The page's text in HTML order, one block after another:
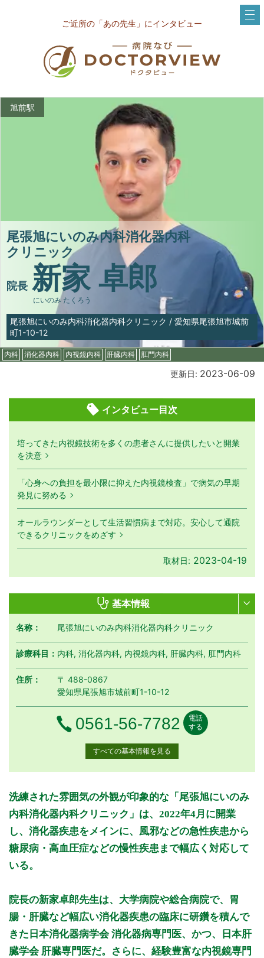
ご近所の「あの先生」にインタビュー
旭前駅
尾張旭にいのみ内科消化器内科
クリニック
院長 新家 卓郎
にいのみ たくろう
尾張旭にいのみ内科消化器内科クリニック / 愛知県尾張旭市城前
町1-10-12
内科 消化器内科 内視鏡内科 肝臓内科 肛門内科
更新日: 2023-06-09
インタビュー目次
培ってきた内視鏡技術を多くの患者さんに提供したいと開業
を決意
「心身への負担を最小限に抑えた内視鏡検査」で病気の早期
発見に努める
オールラウンダーとして生活習慣病まで対応。安心して通院
できるクリニックをめざす
取材日: 2023-04-19
基本情報
名称： 尾張旭にいのみ内科消化器内科クリニック
診療科目： 内科, 消化器内科, 内視鏡内科, 肝臓内科, 肛門内科
住所：
〒 488-0867
愛知県尾張旭市城前町1-10-12
電話番号
0561-56-7782
電話
する
すべての基本情報を見る
診療時間 月月曜日
火 火曜日
水 水曜日
木 木曜日
金金曜日
土土曜日
9:00～11:30
● ● ● ● ● ●
休診日: 日、祝、第1・3・5土曜日
月・火・木・金・土
※診療時間や臨時休診・診療内容等について、事前に必ず医療
機関ホームページ、またはお電話にてご確認ください。
>>病院なびで医療機関の詳細を見る
洗練された雰囲気の外観が印象的な「尾張旭にいのみ
内科消化器内科クリニック」は、2022年4月に開業
し、消化器疾患をメインに、風邪などの急性疾患から
糖尿病・高血圧症などの慢性疾患まで幅広く対応して
いる。
院長の新家卓郎先生は、大学病院や総合病院で、胃
腸・肝臓など幅広い消化器疾患の臨床に研鑽を積んで
きた日本消化器病学会 消化器病専門医、かつ、日本肝
臓学会 肝臓専門医だ。さらに、経験豊富な内視鏡専門